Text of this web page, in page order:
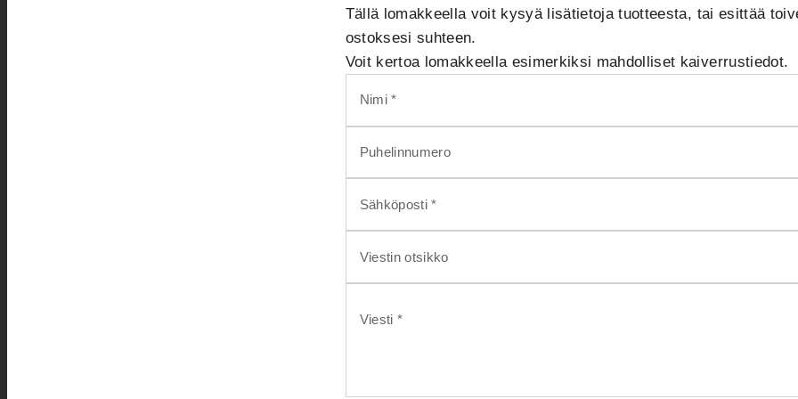
Tällä lomakkeella voit kysyä lisätietoja tuotteesta, tai esittää
ostoksesi suhteen.
Voit kertoa lomakkeella esimerkiksi mahdolliset kaiverrustiedot.
Nimi *
Puhelinnumero
Sähköposti *
Viestin otsikko
Viesti *